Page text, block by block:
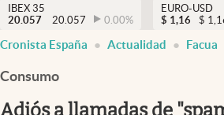
Criptomonedas
España
NOTICIAS
FINANZAS
EURO
IBEX 35
20.057
20.057 0.00%
EURO-USD
$ 1,16 $
Cronista España Actualidad Facua
Consumo
Adiós a llamadas de